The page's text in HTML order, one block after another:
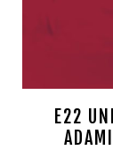
E22